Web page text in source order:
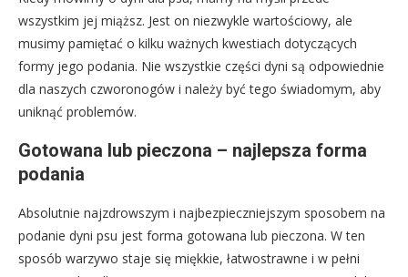
wszystkim jej miąższ. Jest on niezwykle wartościowy, ale
musimy pamiętać o kilku ważnych kwestiach dotyczących
formy jego podania. Nie wszystkie części dyni są odpowiednie
dla naszych czworonogów i należy być tego świadomym, aby
uniknąć problemów.
Gotowana lub pieczona – najlepsza forma
podania
Absolutnie najzdrowszym i najbezpieczniejszym sposobem na
podanie dyni psu jest forma gotowana lub pieczona. W ten
sposób warzywo staje się miękkie, łatwostrawne i w pełni